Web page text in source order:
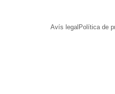
Avís legal Política de